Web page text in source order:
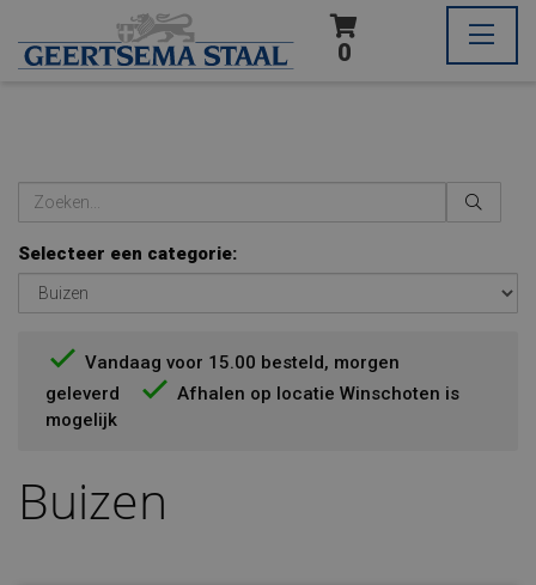
0
Selecteer een categorie:
Vandaag voor 15.00 besteld, morgen
geleverd
Afhalen op locatie Winschoten is
mogelijk
Buizen